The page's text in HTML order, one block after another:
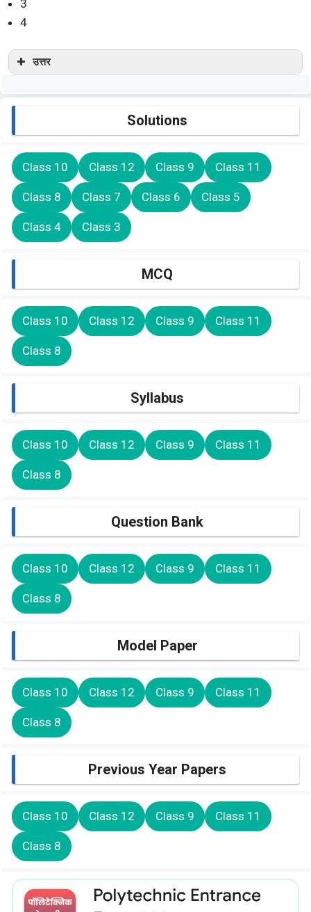
3
4
उत्तर
Solutions
Class 10 Class 12 Class 9 Class 11
Class 8 Class 7 Class 6 Class 5
Class 4 Class 3
MCQ
Class 10 Class 12 Class 9 Class 11
Class 8
Syllabus
Class 10 Class 12 Class 9 Class 11
Class 8
Question Bank
Class 10 Class 12 Class 9 Class 11
Class 8
Model Paper
Class 10 Class 12 Class 9 Class 11
Class 8
Previous Year Papers
Class 10 Class 12 Class 9 Class 11
Class 8